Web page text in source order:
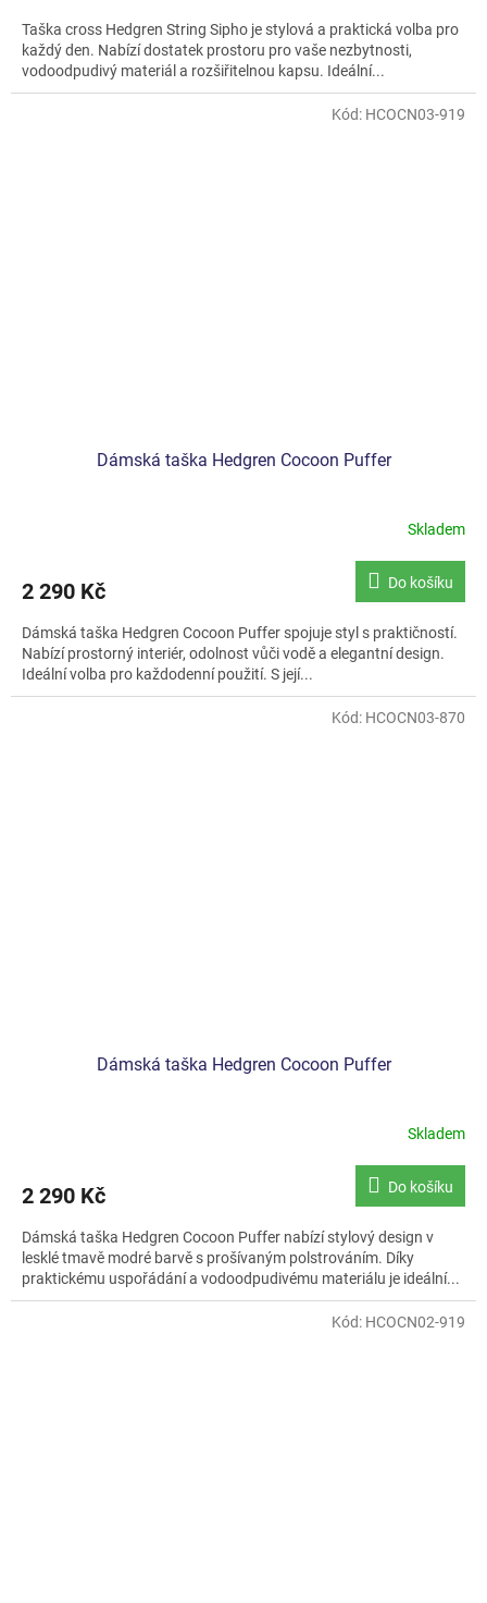
Taška cross Hedgren String Sipho je stylová a praktická volba pro
každý den. Nabízí dostatek prostoru pro vaše nezbytnosti,
vodoodpudivý materiál a rozšiřitelnou kapsu. Ideální...
Dámská taška Hedgren Cocoon Puffer
Skladem
2 290 Kč Do košíku
Dámská taška Hedgren Cocoon Puffer spojuje styl s praktičností.
Nabízí prostorný interiér, odolnost vůči vodě a elegantní design.
Ideální volba pro každodenní použití. S její...
Kód: HCOCN03-919
Dámská taška Hedgren Cocoon Puffer
Skladem
2 290 Kč Do košíku
Dámská taška Hedgren Cocoon Puffer nabízí stylový design v
lesklé tmavě modré barvě s prošívaným polstrováním. Díky
praktickému uspořádání a vodoodpudivému materiálu je ideální...
Kód: HCOCN03-870
Kód: HCOCN02-919